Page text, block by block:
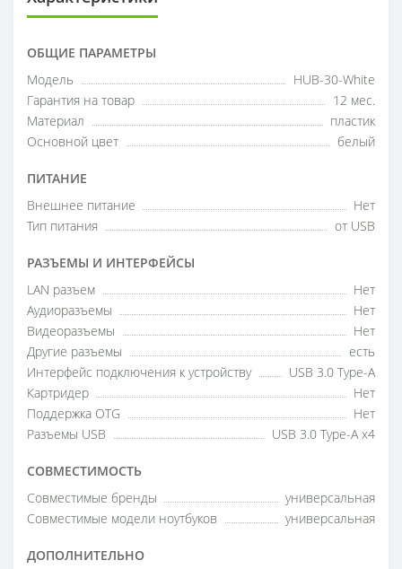
ОБЩИЕ ПАРАМЕТРЫ
Модель
HUB-30-White
Гарантия на товар
12 мес.
Материал
пластик
Основной цвет
белый
ПИТАНИЕ
Внешнее питание
Нет
Тип питания
от USB
РАЗЪЕМЫ И ИНТЕРФЕЙСЫ
LAN разъем
Нет
Аудиоразъемы
Нет
Видеоразъемы
Нет
Другие разъемы
есть
Интерфейс подключения к устройству
USB 3.0 Type-A
Картридер
Нет
Поддержка OTG
Нет
Разъемы USB
USB 3.0 Type-A x4
СОВМЕСТИМОСТЬ
Совместимые бренды
универсальная
Совместимые модели ноутбуков
универсальная
ДОПОЛНИТЕЛЬНО